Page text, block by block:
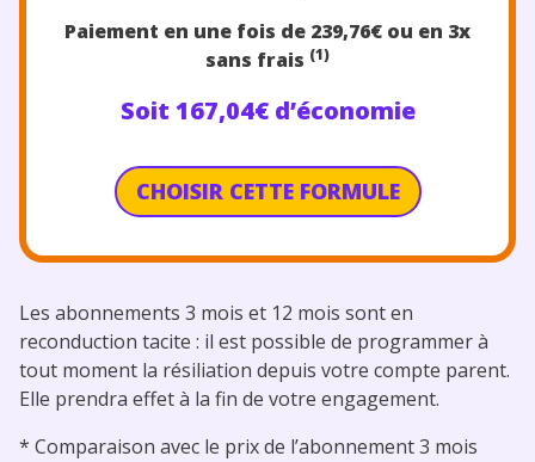
Paiement en une fois de 239,76€ ou en 3x
sans frais (1)
Soit 167,04€ d’économie
CHOISIR CETTE FORMULE
Les abonnements 3 mois et 12 mois sont en
reconduction tacite : il est possible de programmer à
tout moment la résiliation depuis votre compte parent.
Elle prendra effet à la fin de votre engagement.
* Comparaison avec le prix de l’abonnement 3 mois